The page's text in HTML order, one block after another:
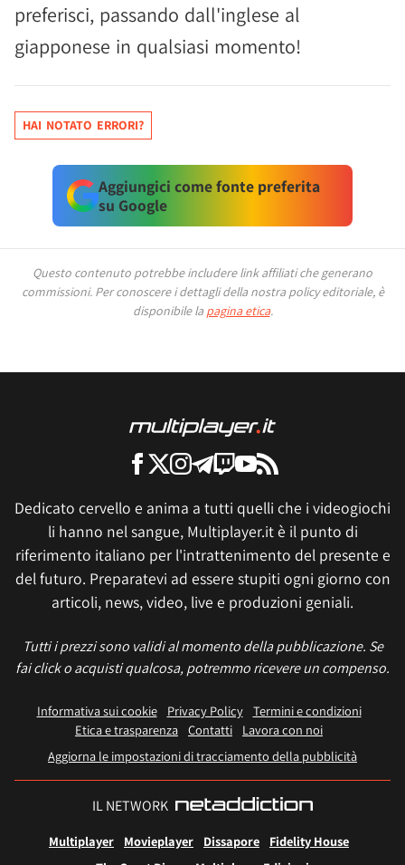
preferisci, passando dall'inglese al
giapponese in qualsiasi momento!
HAI NOTATO ERRORI?
Aggiungici come fonte preferita
su Google
Questo contenuto potrebbe includere link affiliati che generano
commissioni. Per conoscere i dettagli della nostra policy editoriale, è
disponibile la pagina etica.
Dedicato cervello e anima a tutti quelli che i videogiochi
li hanno nel sangue, Multiplayer.it è il punto di
riferimento italiano per l'intrattenimento del presente e
del futuro. Preparatevi ad essere stupiti ogni giorno con
articoli, news, video, live e produzioni geniali.
Tutti i prezzi sono validi al momento della pubblicazione. Se
fai click o acquisti qualcosa, potremmo ricevere un compenso.
Informativa sui cookie Privacy Policy
Termini e condizioni
Etica e trasparenza Contatti
Lavora con noi
Aggiorna le impostazioni di tracciamento della pubblicità
IL NETWORK
Multiplayer Movieplayer Dissapore
Fidelity House